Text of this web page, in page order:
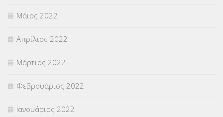
Μάιος 2022
Απρίλιος 2022
Μάρτιος 2022
Φεβρουάριος 2022
Ιανουάριος 2022